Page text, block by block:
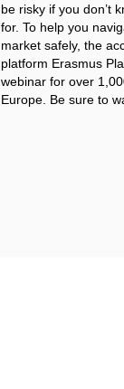
be risky if you don’t
for. To help you
market safely, the
platform Erasmus
webinar for over
Europe. Be sure to